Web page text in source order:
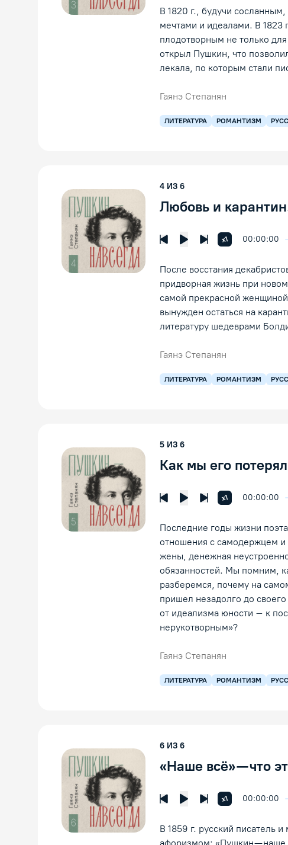
В 1820 г., будучи
мечтами и идеалами. В 1823
плодотворным не только
открыл Пушкин, что
лекала, по которым стали
Гаянэ Степанян
ЛИТЕРАТУРА РОМАНТИЗМ
4 ИЗ 6
Любовь и
00:00:00
Предыдущая лекцияСледующая лекция
x1Увеличить
После восстания
придворная жизнь при
самой прекрасной
вынужден остаться на
литературу шедеврами
Гаянэ Степанян
ЛИТЕРАТУРА РОМАНТИЗМ
5 ИЗ 6
Как мы его
00:00:00
Предыдущая лекцияСледующая лекция
x1Увеличить
Последние годы жизни
отношения с самодержцем
жены, денежная
обязанностей. Мы помним,
разберемся, почему на
пришел незадолго до
от идеализма юности – к
нерукотворным»?
Гаянэ Степанян
ЛИТЕРАТУРА РОМАНТИЗМ
6 ИЗ 6
«Наше всё» — что
00:00:00
Предыдущая лекцияСледующая лекция
x1Увеличить
В 1859 г. русский писатель